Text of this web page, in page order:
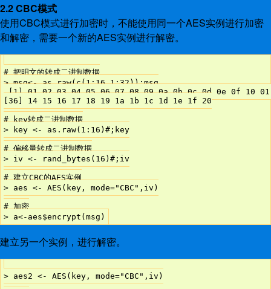
2.2 CBC模式
使用CBC模式进行加密时，不能使用同一个AES实例进行加密
和解密，需要一个新的AES实例进行解密。
# 把明文的转成二进制数据
> msg<- as.raw(c(1:16,1:32));msg
[1] 01 02 03 04 05 06 07 08 09 0a 0b 0c 0d 0e 0f 10
[36] 14 15 16 17 18 19 1a 1b 1c 1d 1e 1f 20
# key转成二进制数据
> key <- as.raw(1:16)#;key
# 偏移量转成二进制数据
> iv <- rand_bytes(16)#;iv
# 建立CBC的AES实例
> aes <- AES(key, mode="CBC",iv)
# 加密
建立另一个实例，进行解密。
> aes2 <- AES(key, mode="CBC",iv)